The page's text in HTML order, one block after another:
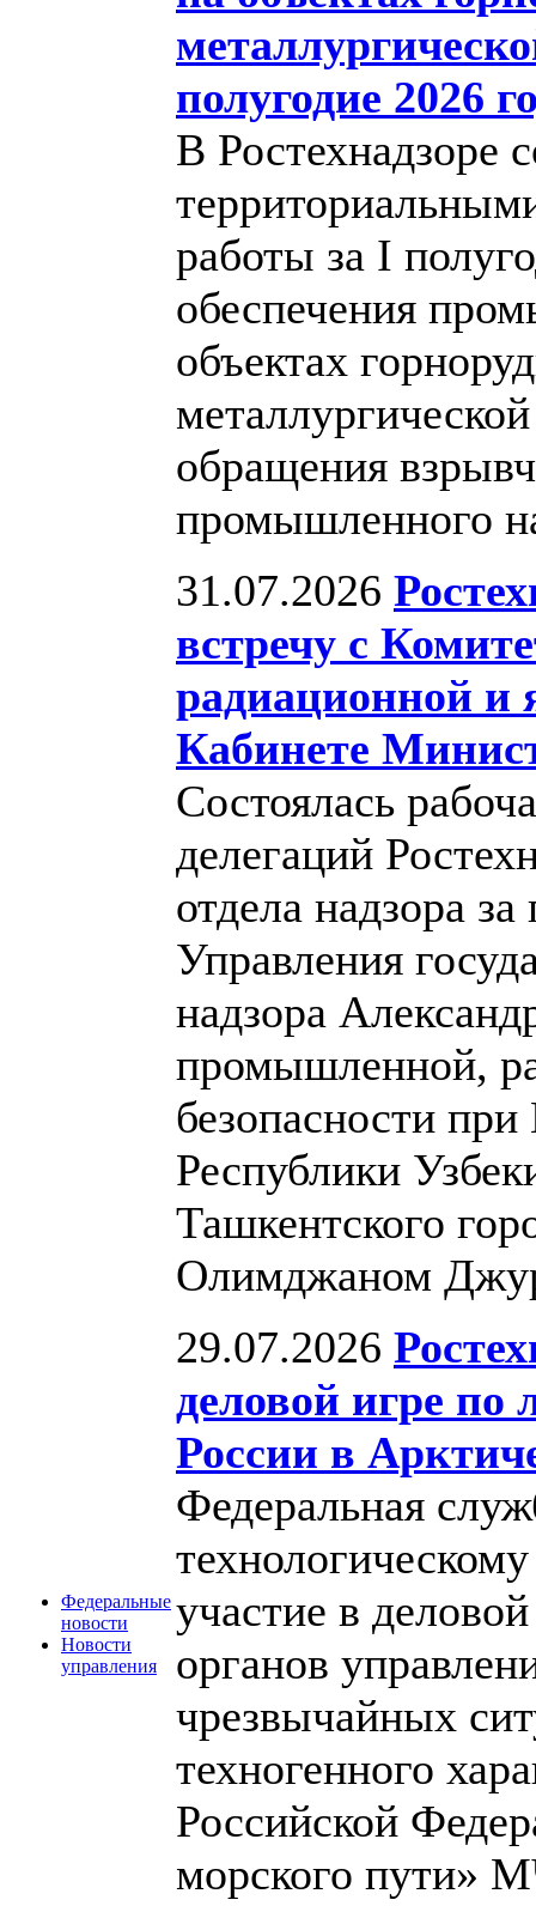
Федеральные
новости
Новости
управления
полугодие 2026
В Ростехнадзоре
работы за I
обеспечения
объектах
обращения
промышленного
31.07.2026
встречу с
радиационной и
Кабинете
Состоялась
делегаций
отдела надзора
Управления
надзора
промышленной,
безопасности
Республики
Ташкентского
Олимджаном
29.07.2026
деловой игре
России в
Федеральная
участие в
органов
чрезвычайных
техногенного
Российской
морского пути»